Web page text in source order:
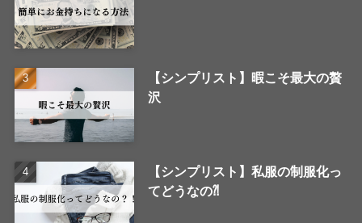
【シンプリスト】暇こそ最大の贅
沢
【シンプリスト】私服の制服化っ
てどうなの⁈